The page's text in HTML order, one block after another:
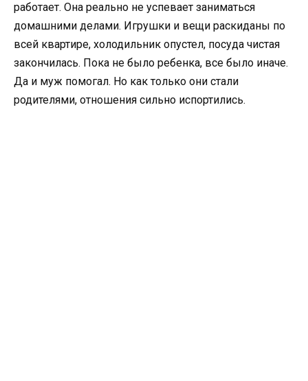
работает. Она реально не успевает заниматься
домашними делами. Игрушки и вещи раскиданы по
всей квартире, холодильник опустел, посуда чистая
закончилась. Пока не было ребенка, все было иначе.
Да и муж помогал. Но как только они стали
родителями, отношения сильно испортились.